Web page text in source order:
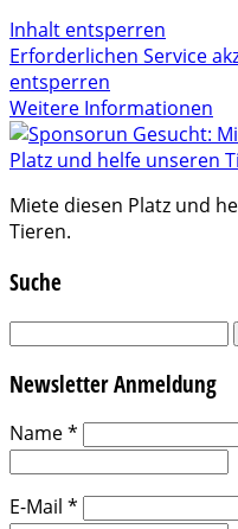
Inhalt entsperren
Erforderlichen Service
entsperren
Weitere Informationen
Miete diesen Platz und
Tieren.
Suche
Suchen
Newsletter Anmeldung
Name*
E-Mail *